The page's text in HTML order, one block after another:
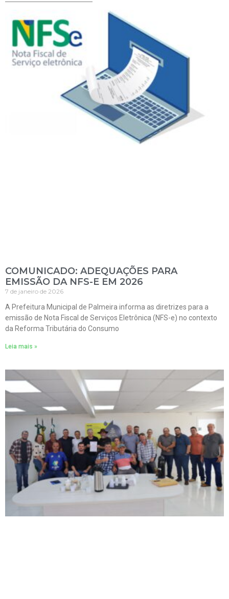
COMUNICADO: ADEQUAÇÕES PARA
EMISSÃO DA NFS-E EM 2026
7 de janeiro de 2026
A Prefeitura Municipal de Palmeira informa as diretrizes para a
emissão de Nota Fiscal de Serviços Eletrônica (NFS-e) no contexto
da Reforma Tributária do Consumo
Leia mais »